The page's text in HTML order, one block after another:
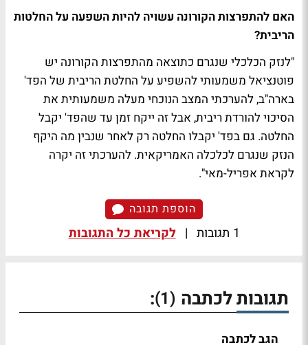
האם להתפרצות הקורונה עשויה להיות השפעה על החלטות
הריבית?
"לנזק הכלכלי שנגרם כתוצאה מהתפרצות הקורונה יש
פוטנציאל משמעותי להשפיע על החלטת הריבית של הפד'
בארה"ב, להערכתי המצב הנוכחי מעלה משמעותית את
הסיכוי להורדת ריבית, אבל זה ייקח זמן עד שהפד' יקבל
החלטה. גם בפד' יקבלו החלטה רק לאחר שנבין מה היקף
הנזק שנגרם לכלכלה האמריקאית. להערכתי זה יקרה
לקראת אפריל-מאי".
הוספת תגובה
1 תגובות | לקריאת כל התגובות
תגובות לכתבה (1)
:
הגב לכתבה